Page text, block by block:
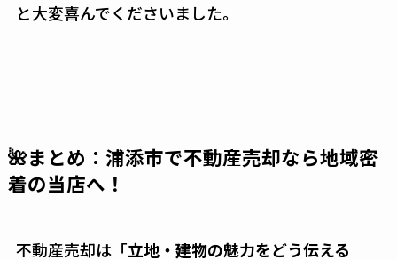
と大変喜んでくださいました。
🌺まとめ：浦添市で不動産売却なら地域密
着の当店へ！
不動産売却は「立地・建物の魅力をどう伝える